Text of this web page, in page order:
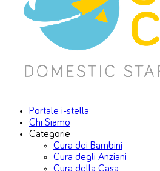
Portale i-stella
Chi Siamo
Categorie
Cura dei Bambini
Cura degli Anziani
Cura della Casa